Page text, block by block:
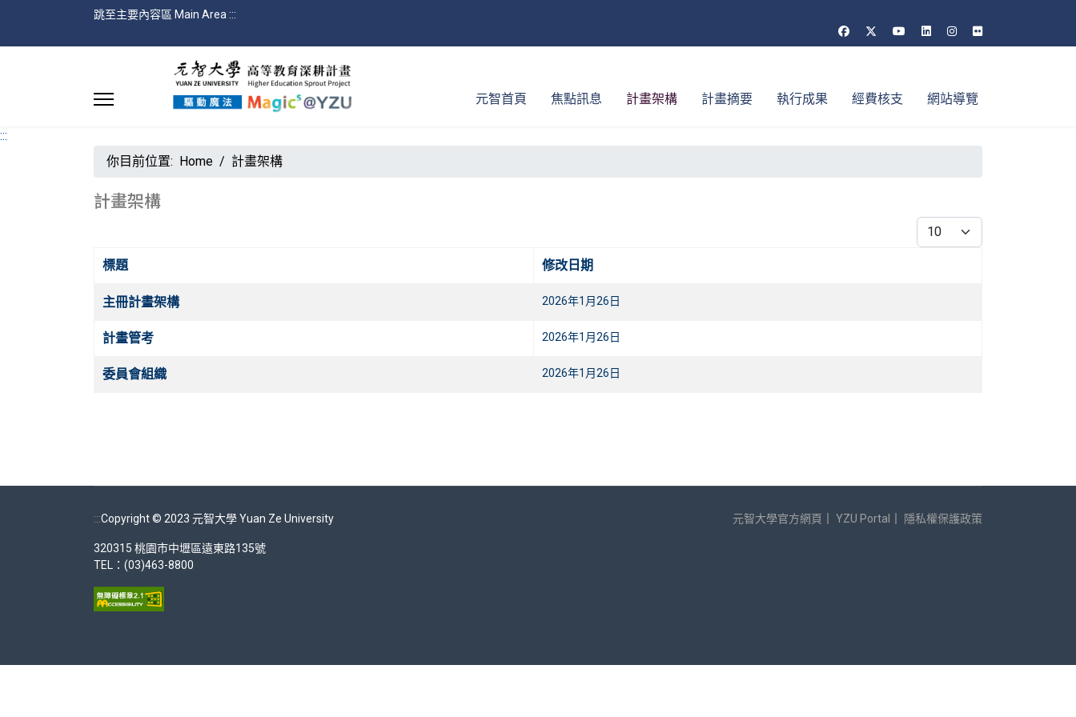
跳至主要內容區 Main Area :::
元智首頁 焦點訊息 計畫架構 計畫摘要 執行成果 經費核支 網站導覽
:::
你目前位置: Home 計畫架構
計畫架構
每頁顯示條數
文章
標題 修改日期
主冊計畫架構 2026年1月26日
計畫管考 2026年1月26日
委員會組織 2026年1月26日
:::Copyright © 2023 元智大學 Yuan Ze University
320315 桃園市中壢區遠東路135號
TEL：(03)463-8800
元智大學官方網頁 YZU Portal 隱私權保護政策